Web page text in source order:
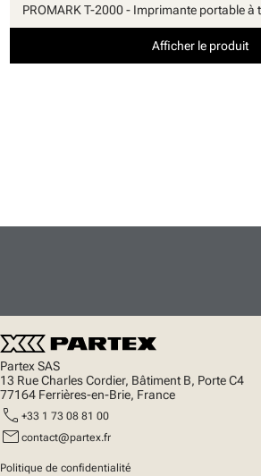
PROMARK T-2000 - Imprimante portable à
Afficher le produit
Partex SAS
13 Rue Charles Cordier, Bâtiment B, Porte C4
77164 Ferrières-en-Brie, France
call +33 1 73 08 81 00
mail contact@partex.fr
Politique de confidentialité